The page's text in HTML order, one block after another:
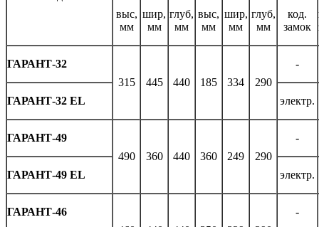
выс,
мм
шир,
мм
глуб,
мм
выс,
мм
шир,
мм
глуб,
мм
код.
замок
ГАРАНТ-32
315
445 440 185 334 290
-
ГАРАНТ-32 EL электр.
ГАРАНТ-49
490
360 440 360 249 290
-
ГАРАНТ-49 EL электр.
ГАРАНТ-46
-